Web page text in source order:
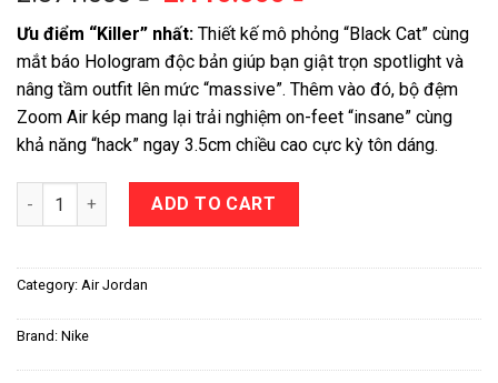
Ưu điểm “Killer” nhất: Thiết kế mô phỏng “Black Cat” cùng
mắt báo Hologram độc bản giúp bạn giật trọn spotlight và
nâng tầm outfit lên mức “massive”. Thêm vào đó, bộ đệm
Zoom Air kép mang lại trải nghiệm on-feet “insane” cùng
khả năng “hack” ngay 3.5cm chiều cao cực kỳ tôn dáng.
Air Jordan 13 Retro quantity
ADD TO CART
Category: Air Jordan
Brand: Nike